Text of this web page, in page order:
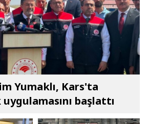
Yumaklı, Kars'ta
başlattı